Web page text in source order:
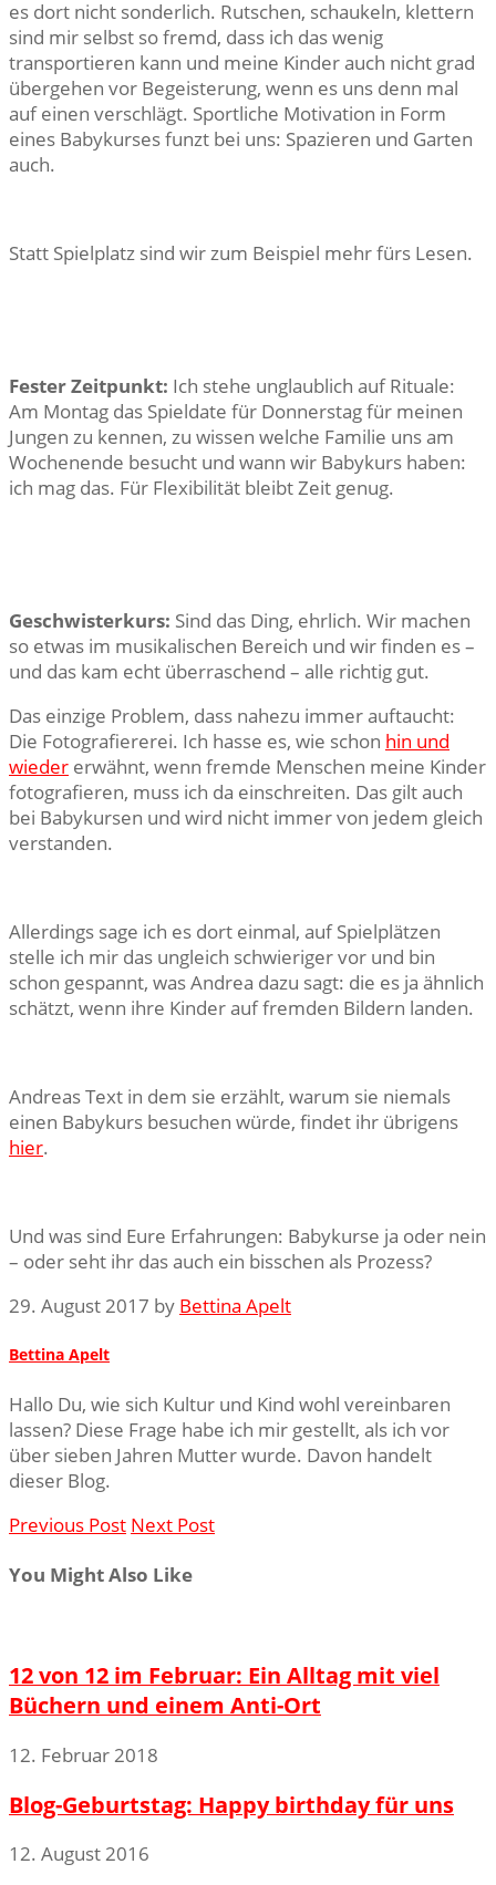
es dort nicht sonderlich. Rutschen, schaukeln, klettern
sind mir selbst so fremd, dass ich das wenig
transportieren kann und meine Kinder auch nicht grad
übergehen vor Begeisterung, wenn es uns denn mal
auf einen verschlägt. Sportliche Motivation in Form
eines Babykurses funzt bei uns: Spazieren und Garten
auch.
Statt Spielplatz sind wir zum Beispiel mehr fürs Lesen.
Fester Zeitpunkt: Ich stehe unglaublich auf Rituale:
Am Montag das Spieldate für Donnerstag für meinen
Jungen zu kennen, zu wissen welche Familie uns am
Wochenende besucht und wann wir Babykurs haben:
ich mag das. Für Flexibilität bleibt Zeit genug.
Geschwisterkurs: Sind das Ding, ehrlich. Wir machen
so etwas im musikalischen Bereich und wir finden es –
und das kam echt überraschend – alle richtig gut.
Das einzige Problem, dass nahezu immer auftaucht:
Die Fotografiererei. Ich hasse es, wie schon hin und
wieder erwähnt, wenn fremde Menschen meine Kinder
fotografieren, muss ich da einschreiten. Das gilt auch
bei Babykursen und wird nicht immer von jedem gleich
verstanden.
Allerdings sage ich es dort einmal, auf Spielplätzen
stelle ich mir das ungleich schwieriger vor und bin
schon gespannt, was Andrea dazu sagt: die es ja ähnlich
schätzt, wenn ihre Kinder auf fremden Bildern landen.
Andreas Text in dem sie erzählt, warum sie niemals
einen Babykurs besuchen würde, findet ihr übrigens
hier.
Und was sind Eure Erfahrungen: Babykurse ja oder nein
– oder seht ihr das auch ein bisschen als Prozess?
29. August 2017 by Bettina Apelt
Bettina Apelt
Hallo Du, wie sich Kultur und Kind wohl vereinbaren
lassen? Diese Frage habe ich mir gestellt, als ich vor
über sieben Jahren Mutter wurde. Davon handelt
dieser Blog.
Previous Post Next Post
You Might Also Like
12 von 12 im Februar: Ein Alltag mit viel
Büchern und einem Anti-Ort
12. Februar 2018
Blog-Geburtstag: Happy birthday für uns
12. August 2016